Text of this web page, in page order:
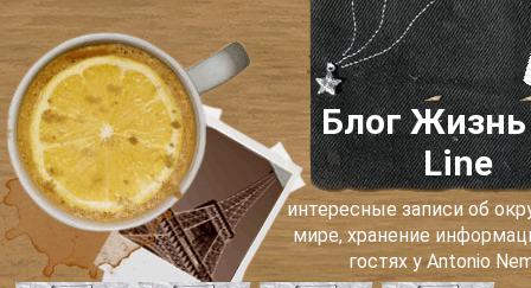
Блог Жизнь
Line
интересные записи об
мире, хранение
гостях у Antonio